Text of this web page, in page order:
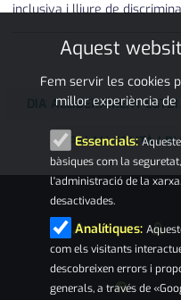
inclusiva i lliure de
DIA ALLIBERAMENT LGTBI
PALAU-SOLITÀ I
Aquest
Fem servir les cookies
millor experiència de
Essencials:
bàsiques com la
l'administració de la
desactivades.
Analítiques:
com els visitants
descobreixen errors i
generals, a través de